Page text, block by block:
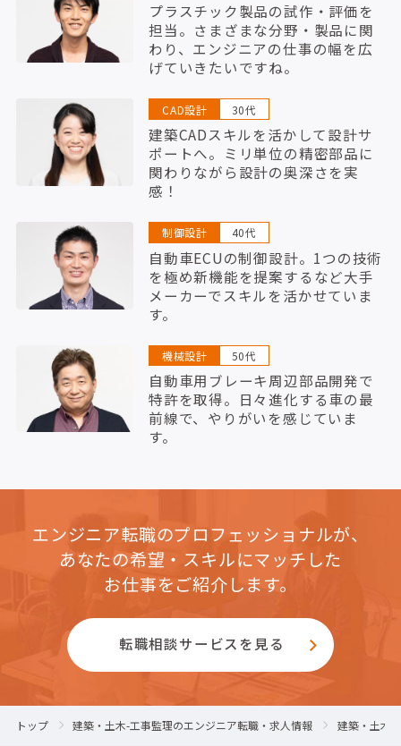
プラスチック製品の試作・評価を
担当。さまざまな分野・製品に関
わり、エンジニアの仕事の幅を広
げていきたいですね。
CAD設計 30代
建築CADスキルを活かして設計サ
ポートへ。ミリ単位の精密部品に
関わりながら設計の奥深さを実
感！
制御設計 40代
自動車ECUの制御設計。1つの技術
を極め新機能を提案するなど大手
メーカーでスキルを活かせていま
す。
機械設計 50代
自動車用ブレーキ周辺部品開発で
特許を取得。日々進化する車の最
前線で、やりがいを感じていま
す。
エンジニア転職のプロフェッショナルが、
あなたの希望・スキルにマッチした
お仕事をご紹介します。
転職相談サービスを見る
トップ 建築・土木-工事監理のエンジニア転職・求人情報 建築・土木-